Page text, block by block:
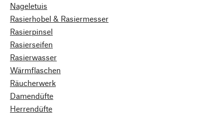
Nageletuis
Rasierhobel & Rasiermesser
Rasierpinsel
Rasierseifen
Rasierwasser
Wärmflaschen
Räucherwerk
Damendüfte
Herrendüfte